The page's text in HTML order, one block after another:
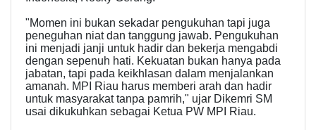
"Momen ini bukan sekadar pengukuhan tapi juga
peneguhan niat dan tanggung jawab. Pengukuhan
ini menjadi janji untuk hadir dan bekerja mengabdi
dengan sepenuh hati. Kekuatan bukan hanya pada
jabatan, tapi pada keikhlasan dalam menjalankan
amanah. MPI Riau harus memberi arah dan hadir
untuk masyarakat tanpa pamrih," ujar Dikemri SM
usai dikukuhkan sebagai Ketua PW MPI Riau.